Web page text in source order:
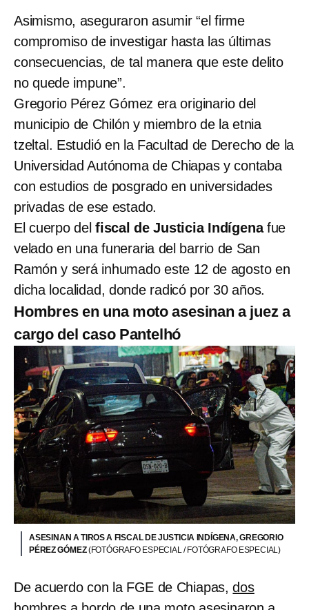
Asimismo, aseguraron asumir “el firme
compromiso de investigar hasta las últimas
consecuencias, de tal manera que este delito
no quede impune”.
Gregorio Pérez Gómez era originario del
municipio de Chilón y miembro de la etnia
tzeltal. Estudió en la Facultad de Derecho de la
Universidad Autónoma de Chiapas y contaba
con estudios de posgrado en universidades
privadas de ese estado.
El cuerpo del fiscal de Justicia Indígenafue
velado en una funeraria del barrio de San
Ramón y será inhumado este 12 de agosto en
dicha localidad, donde radicó por 30 años.
Hombres en una moto asesinan a juez a
cargo del caso Pantelhó
ASESINAN A TIROS A FISCAL DE JUSTICIA INDÍGENA, GREGORIO
PÉREZ GÓMEZ(FOTÓGRAFO ESPECIAL / FOTÓGRAFO ESPECIAL)
De acuerdo con la FGE de Chiapas,dos